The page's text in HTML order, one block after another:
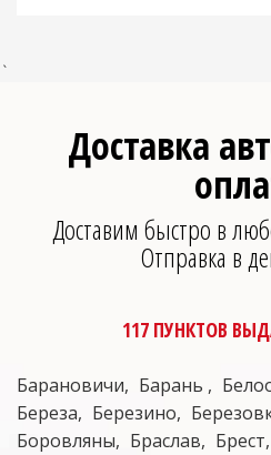
`
Доставка
Доставим быстро в
Отправка в
117 ПУНКТОВ
Барановичи Барань
Береза
Березино
Боровляны
Браслав Брест